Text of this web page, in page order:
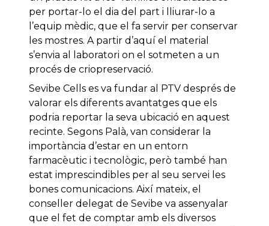
per portar-lo el dia del part i lliurar-lo a
l’equip mèdic, que el fa servir per conservar
les mostres. A partir d’aquí el material
s’envia al laboratori on el sotmeten a un
procés de criopreservació.
Sevibe Cells es va fundar al PTV després de
valorar els diferents avantatges que els
podria reportar la seva ubicació en aquest
recinte. Segons Palà, van considerar la
importància d’estar en un entorn
farmacèutic i tecnològic, però també han
estat imprescindibles per al seu servei les
bones comunicacions. Així mateix, el
conseller delegat de Sevibe va assenyalar
que el fet de comptar amb els diversos